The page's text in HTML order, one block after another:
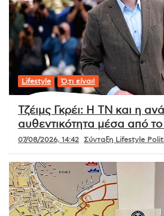
Lifestyle Ό,τι είναι!
Τζέιμς Γκρέι: Η ΤΝ και η
αυθεντικότητα μέσα από το
07/08/2026, 14:42 Σύνταξη Lifestyle